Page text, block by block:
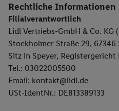
Rechtliche Informationen
Filialverantwortlich
Lidl Vertriebs-GmbH & Co. KG
Stockholmer Straße 29, 67346
Sitz in Speyer, Registergericht
Tel.: 03022005500
Email: kontakt@lidl.de
USt-IdentNr.: DE813389133